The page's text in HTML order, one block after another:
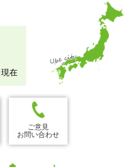
在
ご意見
お問い合わせ